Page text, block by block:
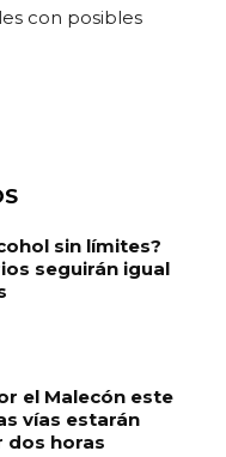
con posibles
sin límites?
seguirán igual
el Malecón este
vías estarán
dos horas